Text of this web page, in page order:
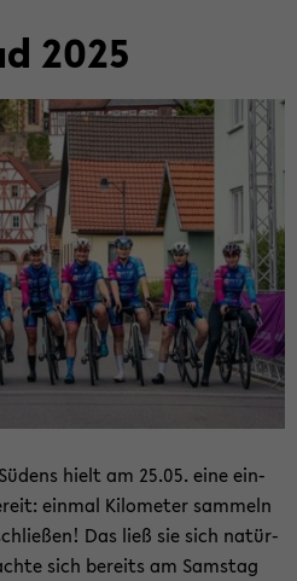
2025
hielt am 25.05. eine ein­
ein­mal Ki­lo­me­ter sam­meln
Das ließ sie sich na­tür­
sich be­reits am Sams­tag